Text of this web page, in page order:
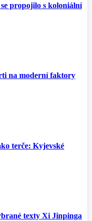
propojilo s koloniální
na moderní faktory
terče: Kyjevské
texty Xi Jinpinga